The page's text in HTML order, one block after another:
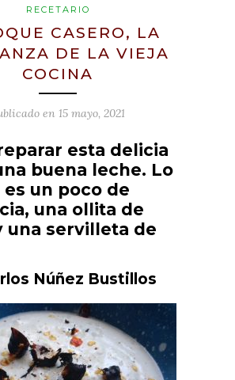
RECETARIO
CASERO, LA
DE LA VIEJA
COCINA
en 15 mayo, 2021
esta delicia
buena leche. Lo
un poco de
una ollita de
una servilleta de
Núñez Bustillos